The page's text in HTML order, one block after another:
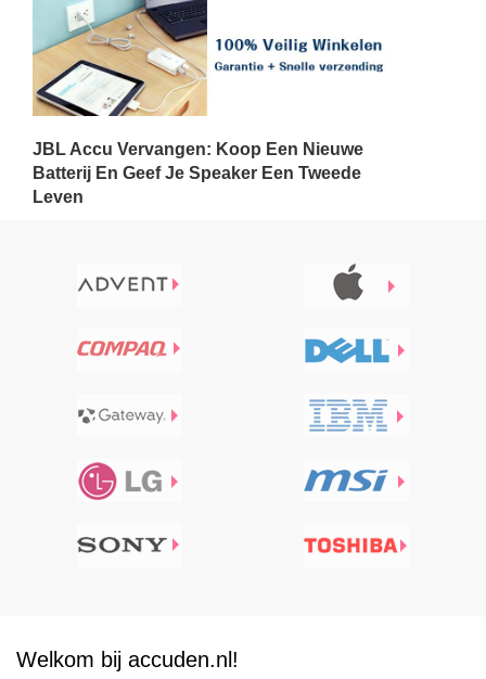
JBL Accu Vervangen: Koop Een Nieuwe
Batterij En Geef Je Speaker Een Tweede
Leven
Welkom bij accuden.nl!